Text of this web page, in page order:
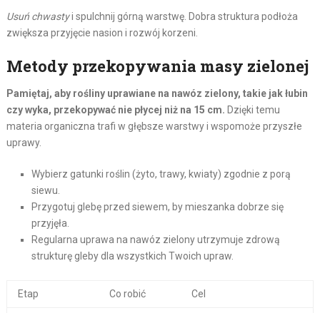
Usuń chwastyi spulchnij górną warstwę. Dobra struktura podłoża
zwiększa przyjęcie nasion i rozwój korzeni.
Metody przekopywania masy zielonej
Pamiętaj, aby rośliny uprawiane na nawóz zielony, takie jak łubin
czy wyka, przekopywać nie płycej niż na 15 cm. Dzięki temu
materia organiczna trafi w głębsze warstwy i wspomoże przyszłe
uprawy.
Wybierz gatunki roślin (żyto, trawy, kwiaty) zgodnie z porą
siewu.
Przygotuj glebę przed siewem, by mieszanka dobrze się
przyjęła.
Regularna uprawa na nawóz zielony utrzymuje zdrową
strukturę gleby dla wszystkich Twoich upraw.
Etap Co robić Cel